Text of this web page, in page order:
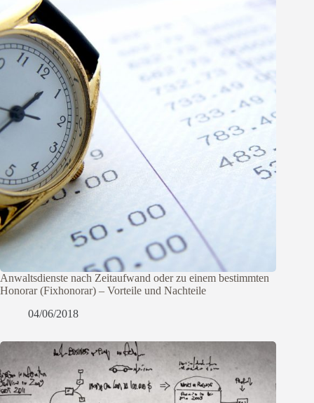
Anwaltsdienste nach Zeitaufwand oder zu einem bestimmten
Honorar (Fixhonorar) – Vorteile und Nachteile
04/06/2018